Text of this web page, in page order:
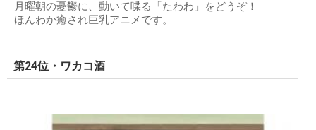
月曜朝の憂鬱に、動いて喋る「たわわ」をどうぞ！
ほんわか癒され巨乳アニメです。
第24位・ワカコ酒